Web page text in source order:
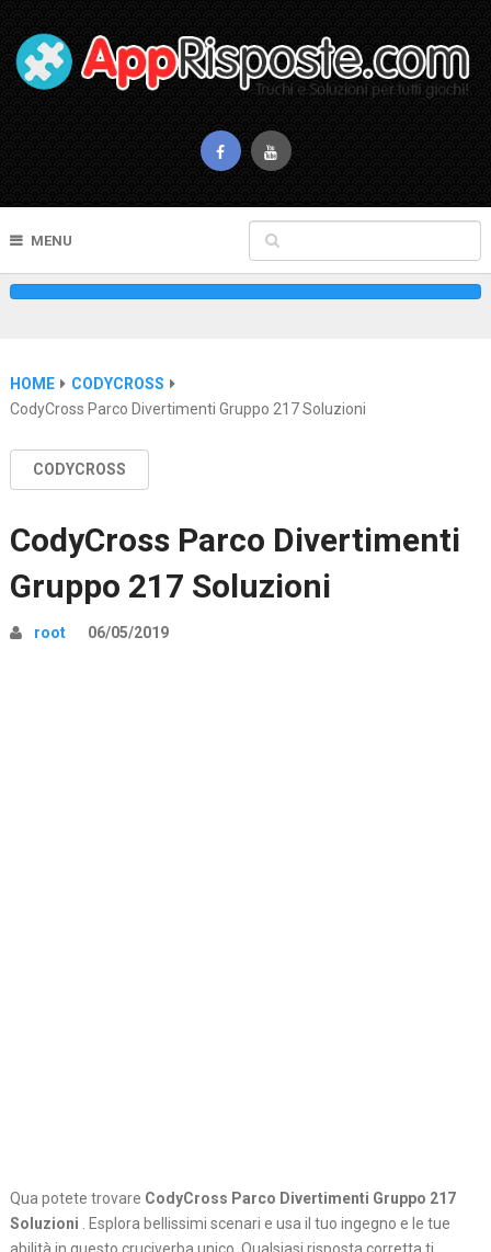
MENU
HOME
CODYCROSS
CodyCross Parco Divertimenti Gruppo 217 Soluzioni
CODYCROSS
CodyCross Parco Divertimenti
Gruppo 217 Soluzioni
root 06/05/2019
Qua potete trovare CodyCross Parco Divertimenti Gruppo 217
Soluzioni . Esplora bellissimi scenari e usa il tuo ingegno e le tue